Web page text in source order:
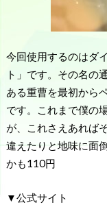
今回使用するのはダ
ト」です。その名の
ある重曹を最初から
です。これまで僕の
が、これさえあれば
違えたりと地味に面
かも110円
▼公式サイト